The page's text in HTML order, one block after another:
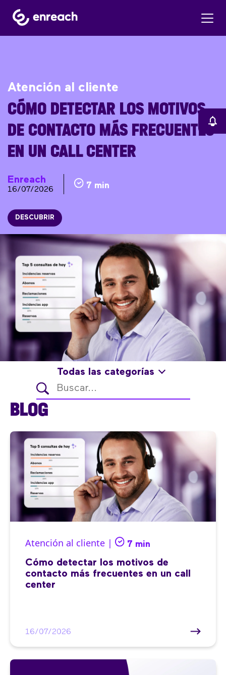
Atención al cliente
CÓMO DETECTAR LOS MOTIVOS
DE CONTACTO MÁS FRECUENTES
EN UN CALL CENTER
Enreach
16/07/2026 7 min
DESCUBRIR
Todas las categorías
BLOG
Atención al cliente | 7 min
Cómo detectar los motivos de
contacto más frecuentes en un call
center
16/07/2026